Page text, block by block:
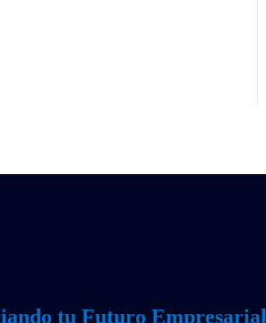
tu Futuro Empresarial